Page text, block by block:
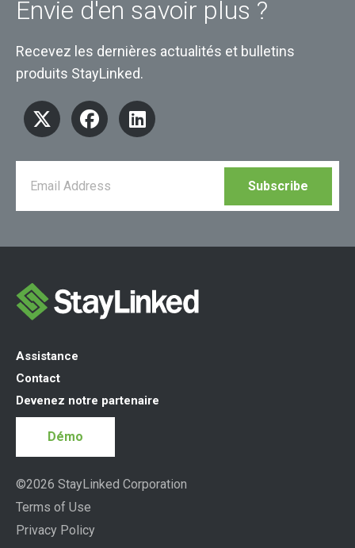
Envie d'en savoir plus ?
Recevez les dernières actualités et bulletins
produits StayLinked.
Assistance
Contact
Devenez notre partenaire
Démo
©2026 StayLinked Corporation
Terms of Use
Privacy Policy